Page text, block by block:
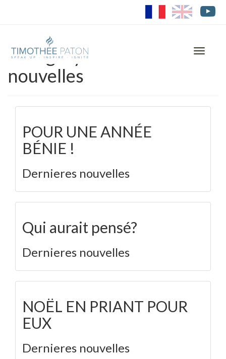
EN
Toggle
Category: Dernieres
nouvelles
POUR UNE ANNÉE
BÉNIE !
Dernieres nouvelles
Qui aurait pensé?
Dernieres nouvelles
NOËL EN PRIANT POUR
EUX
Dernieres nouvelles